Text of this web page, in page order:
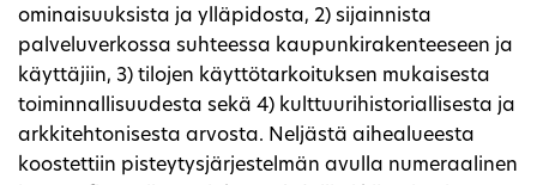
ominaisuuksista ja ylläpidosta, 2) sijainnista
palveluverkossa suhteessa kaupunkirakenteeseen ja
käyttäjiin, 3) tilojen käyttötarkoituksen mukaisesta
toiminnallisuudesta sekä 4) kulttuurihistoriallisesta ja
arkkitehtonisesta arvosta. Neljästä aihealueesta
koostettiin pisteytysjärjestelmän avulla numeraalinen